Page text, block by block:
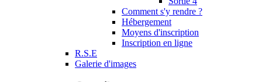
Comment s'y rendre ?
Hébergement
Moyens d'inscription
Inscription en ligne
R.S.E
Galerie d'images